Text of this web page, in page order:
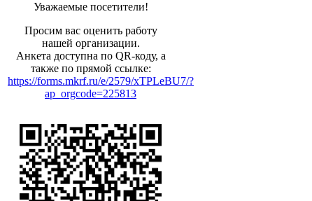
Уважаемые посетители!
Просим вас оценить работу
нашей организации.
Анкета доступна по QR-коду, а
также по прямой ссылке:
https://forms.mkrf.ru/e/2579/xTPLeBU7/?
ap_orgcode=225813